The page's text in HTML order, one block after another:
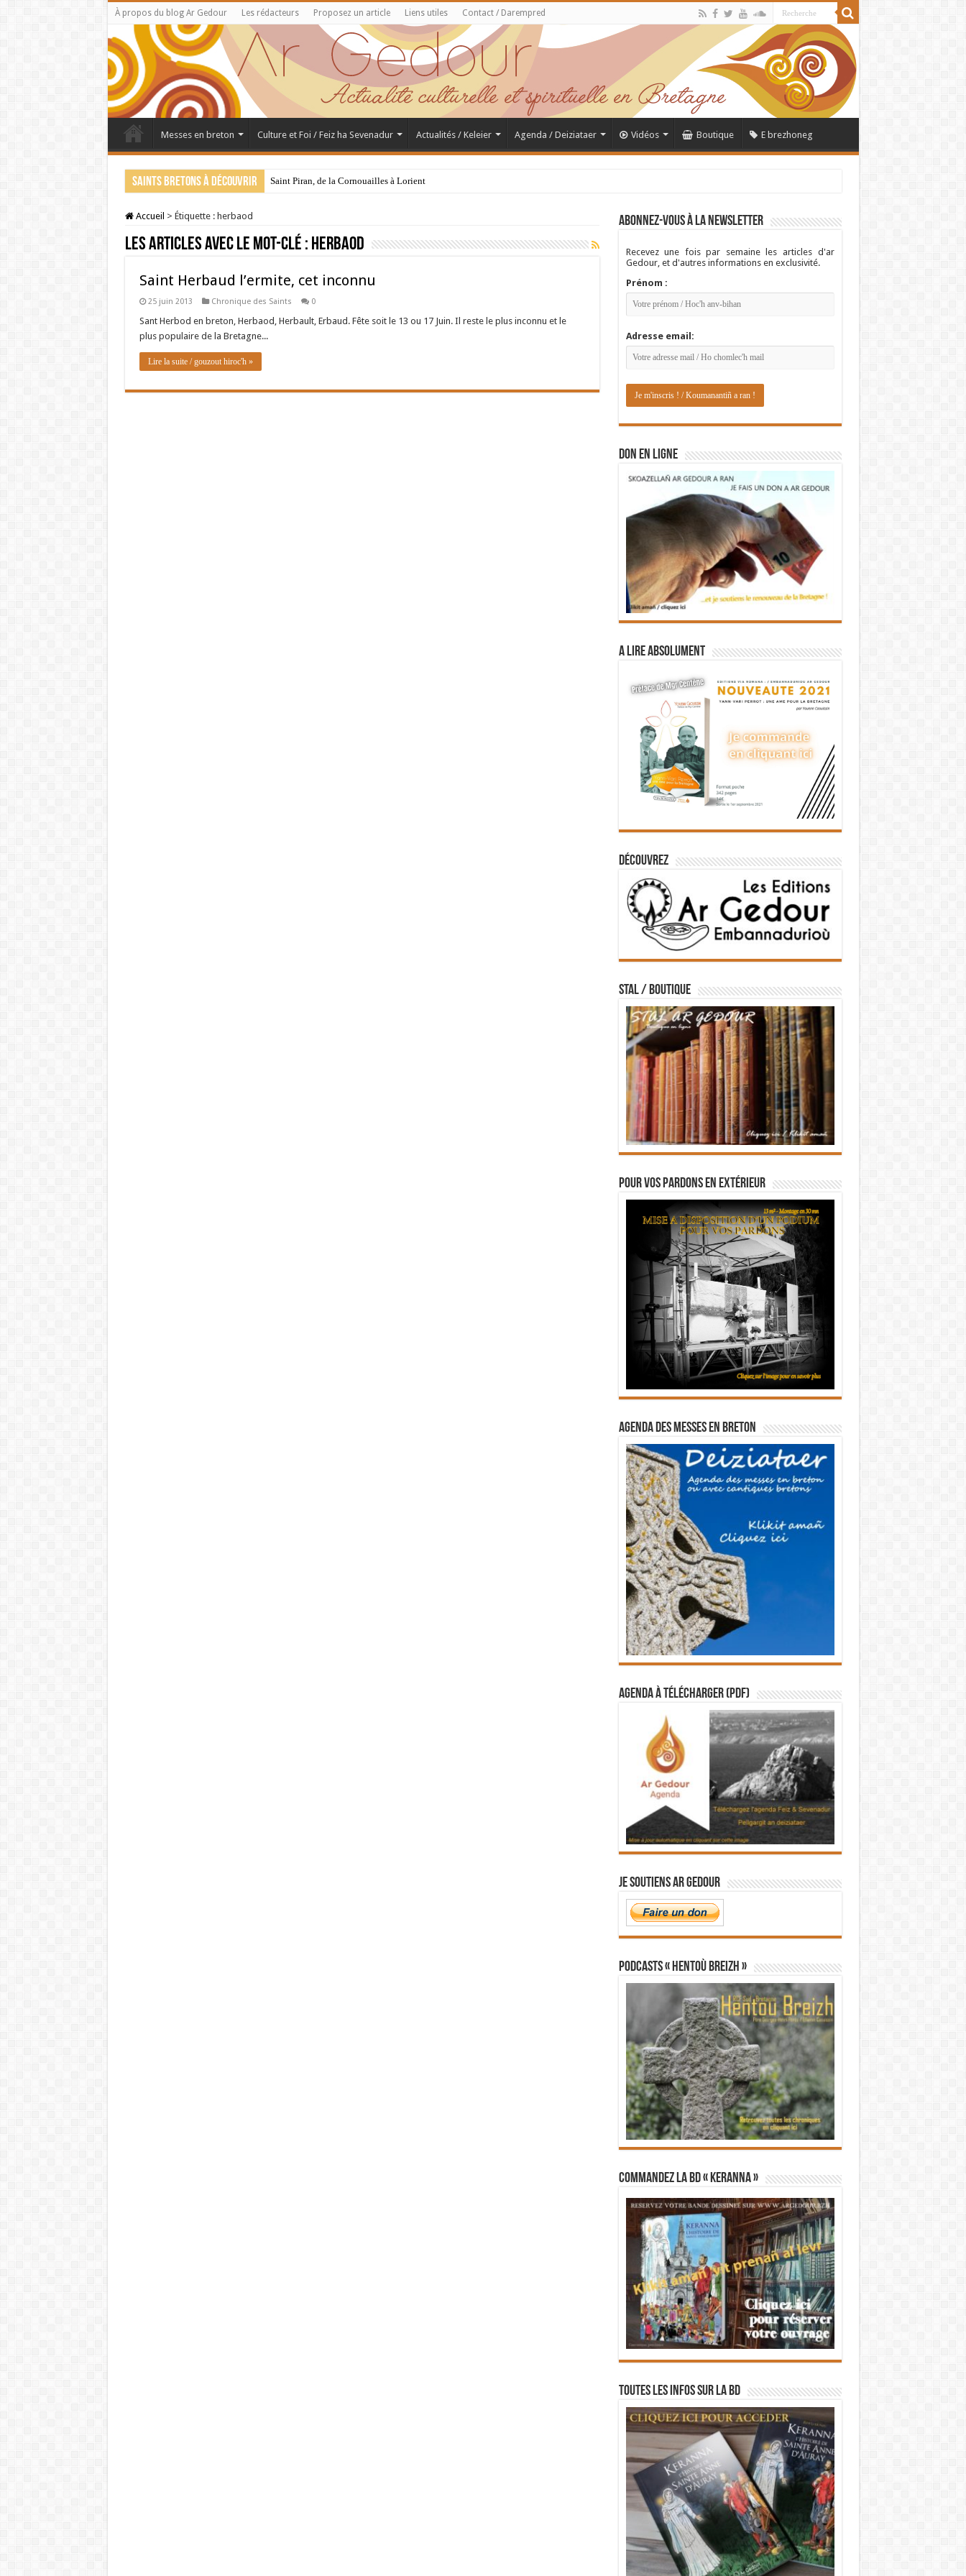
À propos du blog Ar Gedour Les rédacteurs Proposez un article Liens utiles Contact / Darempred
Messes en breton Culture et Foi / Feiz ha Sevenadur Actualités / Keleier Agenda / Deiziataer Vidéos Boutique E brezhoneg
Saints bretons à découvrir Saint Piran, de la Cornouailles à Lorient
Accueil > Étiquette : herbaod
Les articles avec le mot-clé : herbaod
Saint Herbaud l’ermite, cet inconnu
25 juin 2013 Chronique des Saints 0
Sant Herbod en breton, Herbaod, Herbault, Erbaud. Fête soit le 13 ou 17 Juin. Il reste le plus inconnu et le
plus populaire de la Bretagne...
Lire la suite / gouzout hiroc'h »
Abonnez-vous à la newsletter
Recevez une fois par semaine les articles d'ar
Gedour, et d'autres informations en exclusivité.
Prénom :
Adresse email:
DON EN LIGNE
A lire absolument
Découvrez
STAL / BOUTIQUE
Pour vos pardons en extérieur
Agenda des messes en breton
Agenda à télécharger (PDF)
Je soutiens Ar Gedour
PODCASTS « Hentoù Breizh »
Commandez la BD « Keranna »
Toutes les infos sur la BD